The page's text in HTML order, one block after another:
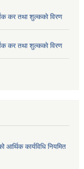
कर तथा शुल्ककाे विरण
कर तथा शुल्ककाे विरण
कार्यविधि नियमित